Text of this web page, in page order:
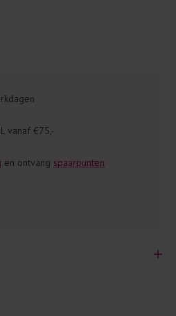
vanaf €75,-
en ontvang spaarpunten